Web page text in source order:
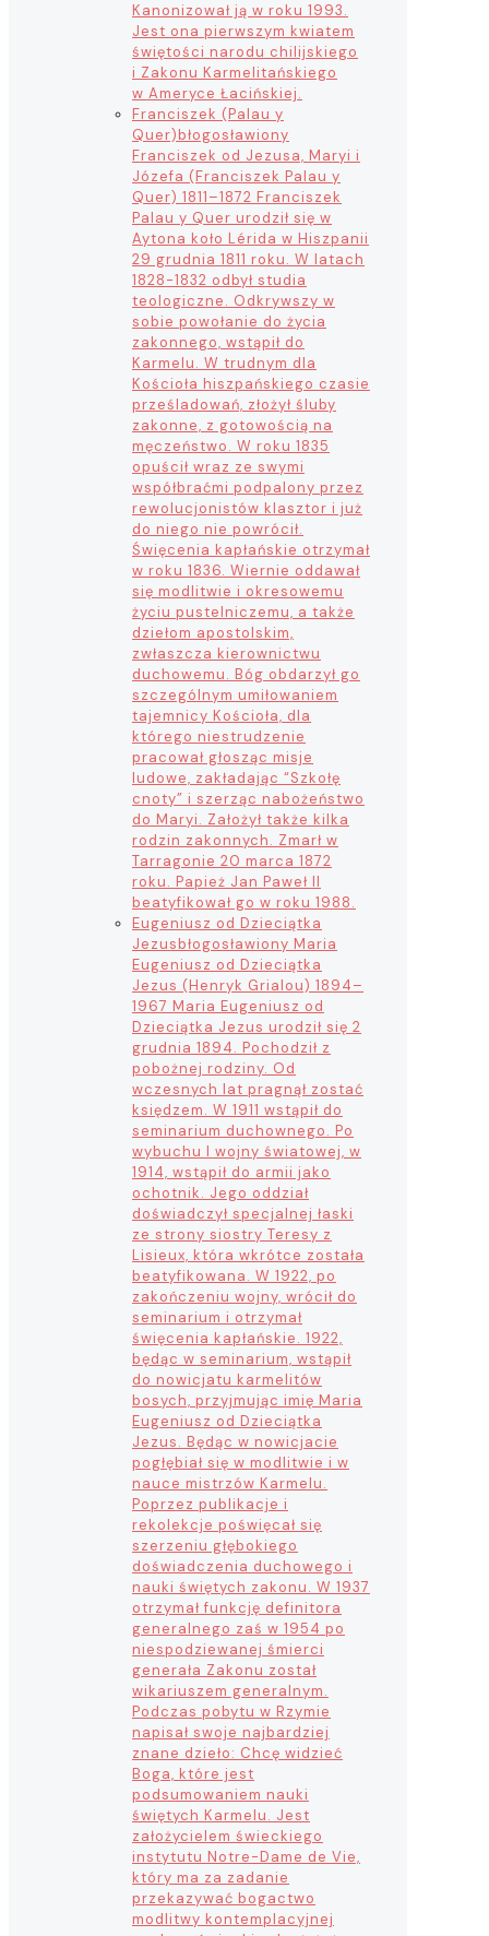
Kanonizował ją w roku 1993.
Jest ona pierwszym kwiatem
świętości narodu chilijskiego
i Zakonu Karmelitańskiego
w Ameryce Łacińskiej.
Franciszek (Palau y
Quer)błogosławiony
Franciszek od Jezusa, Maryi i
Józefa (Franciszek Palau y
Quer) 1811–1872 Franciszek
Palau y Quer urodził się w
Aytona koło Lérida w Hiszpanii
29 grudnia 1811 roku. W latach
1828-1832 odbył studia
teologiczne. Odkrywszy w
sobie powołanie do życia
zakonnego, wstąpił do
Karmelu. W trudnym dla
Kościoła hiszpańskiego czasie
prześladowań, złożył śluby
zakonne, z gotowością na
męczeństwo. W roku 1835
opuścił wraz ze swymi
współbraćmi podpalony przez
rewolucjonistów klasztor i już
do niego nie powrócił.
Święcenia kapłańskie otrzymał
w roku 1836. Wiernie oddawał
się modlitwie i okresowemu
życiu pustelniczemu, a także
dziełom apostolskim,
zwłaszcza kierownictwu
duchowemu. Bóg obdarzył go
szczególnym umiłowaniem
tajemnicy Kościoła, dla
którego niestrudzenie
pracował głosząc misje
ludowe, zakładając “Szkołę
cnoty” i szerząc nabożeństwo
do Maryi. Założył także kilka
rodzin zakonnych. Zmarł w
Tarragonie 20 marca 1872
roku. Papież Jan Paweł II
beatyfikował go w roku 1988.
Eugeniusz od Dzieciątka
Jezusbłogosławiony Maria
Eugeniusz od Dzieciątka
Jezus (Henryk Grialou) 1894–
1967 Maria Eugeniusz od
Dzieciątka Jezus urodził się 2
grudnia 1894. Pochodził z
pobożnej rodziny. Od
wczesnych lat pragnął zostać
księdzem. W 1911 wstąpił do
seminarium duchownego. Po
wybuchu I wojny światowej, w
1914, wstąpił do armii jako
ochotnik. Jego oddział
doświadczył specjalnej łaski
ze strony siostry Teresy z
Lisieux, która wkrótce została
beatyfikowana. W 1922, po
zakończeniu wojny, wrócił do
seminarium i otrzymał
święcenia kapłańskie. 1922,
będąc w seminarium, wstąpił
do nowicjatu karmelitów
bosych, przyjmując imię Maria
Eugeniusz od Dzieciątka
Jezus. Będąc w nowicjacie
pogłębiał się w modlitwie i w
nauce mistrzów Karmelu.
Poprzez publikacje i
rekolekcje poświęcał się
szerzeniu głębokiego
doświadczenia duchowego i
nauki świętych zakonu. W 1937
otrzymał funkcję definitora
generalnego zaś w 1954 po
niespodziewanej śmierci
generała Zakonu został
wikariuszem generalnym.
Podczas pobytu w Rzymie
napisał swoje najbardziej
znane dzieło: Chcę widzieć
Boga, które jest
podsumowaniem nauki
świętych Karmelu. Jest
założycielem świeckiego
instytutu Notre-Dame de Vie,
który ma za zadanie
przekazywać bogactwo
modlitwy kontemplacyjnej